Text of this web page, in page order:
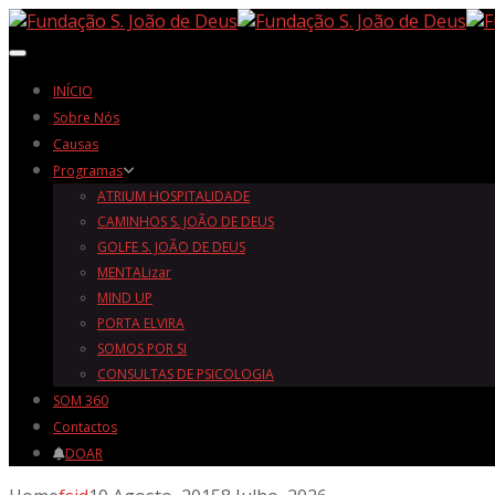
Toggle navigation
INÍCIO
Sobre Nós
Causas
Programas
ATRIUM HOSPITALIDADE
CAMINHOS S. JOÃO DE DEUS
GOLFE S. JOÃO DE DEUS
MENTALizar
MIND UP
PORTA ELVIRA
SOMOS POR SI
CONSULTAS DE PSICOLOGIA
SOM 360
Contactos
DOAR